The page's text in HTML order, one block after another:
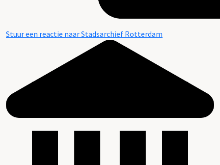
Stuur een reactie naar Stadsarchief Rotterdam